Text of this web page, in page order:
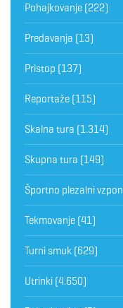
Pohajkovanje (222)
Predavanja (13)
Pristop (137)
Reportaže (115)
Skalna tura (1.314)
Skupna tura (149)
Športno plezalni vzpon
Tekmovanje (41)
Turni smuk (629)
Utrinki (4.650)